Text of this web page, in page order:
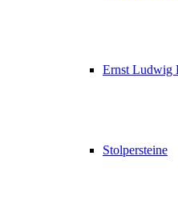
Ernst Ludwig
Stolpersteine